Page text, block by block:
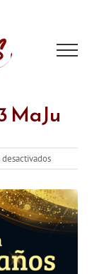
MaJu
en
Cumpleaños
2023
MaJu
Studios